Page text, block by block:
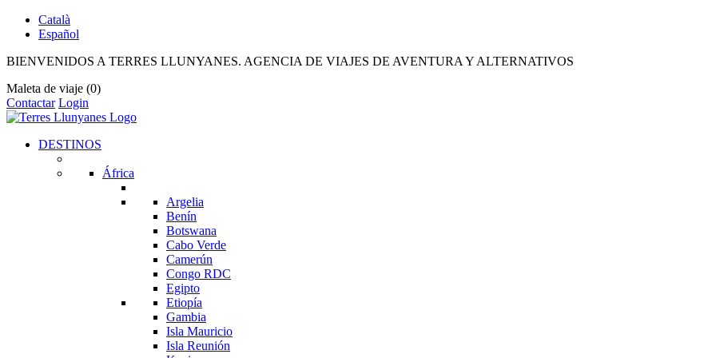
Català
Español
BIENVENIDOS A TERRES LLUNYANES. AGENCIA DE VIAJES DE AVENTURA Y ALTERNATIVOS
Maleta de viaje (0)
Contactar Login
DESTINOS
África
Argelia
Benín
Botswana
Cabo Verde
Camerún
Congo RDC
Egipto
Etiopía
Gambia
Isla Mauricio
Isla Reunión